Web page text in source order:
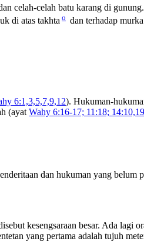
celah-celah batu karang di gunung.
di atas takhta o dan terhadap
6:1,3,5,7,9,12). Hukuman-
(ayat Wahy 6:16-17; 11:18;
dan hukuman yang belum
kesengsaraan besar. Ada lagi
yang pertama adalah tujuh